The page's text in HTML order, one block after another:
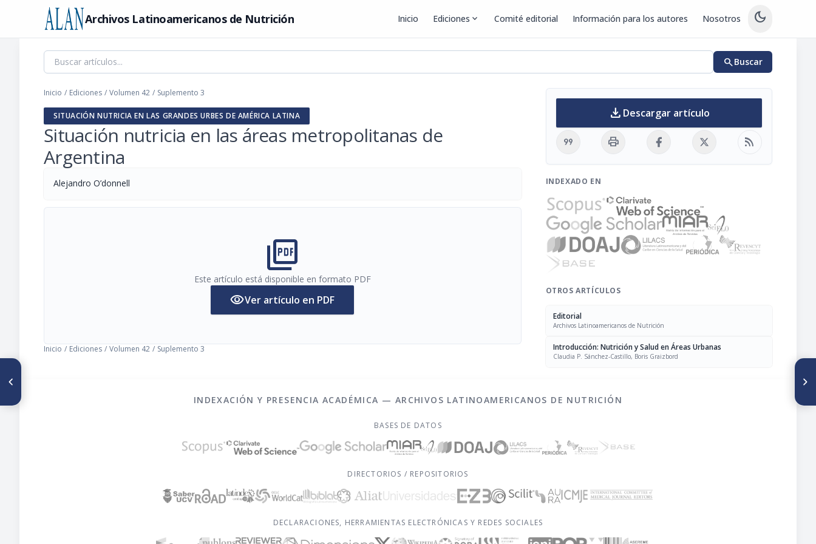
Archivos Latinoamericanos de Nutrición Inicio Ediciones expand_more Comité editorial Información para los autores Nosotros dark_mode
searchBuscar
Inicio / Ediciones / Volumen 42 / Suplemento 3
SITUACIÓN NUTRICIA EN LAS GRANDES URBES DE AMÉRICA LATINA
Situación nutricia en las áreas metropolitanas de
Argentina
Alejandro O’donnell
picture_as_pdf
Este artículo está disponible en formato PDF
visibilityVer artículo en PDF
Inicio / Ediciones / Volumen 42 / Suplemento 3
download Descargar artículo
format_quote print rss_feed
INDEXADO EN
OTROS ARTÍCULOS
Editorial
Archivos Latinoamericanos de Nutrición
Introducción: Nutrición y Salud en Áreas Urbanas
Claudia P. Sánchez-Castillo, Boris Graizbord
INDEXACIÓN Y PRESENCIA ACADÉMICA — ARCHIVOS LATINOAMERICANOS DE NUTRICIÓN
BASES DE DATOS
DIRECTORIOS / REPOSITORIOS
DECLARACIONES, HERRAMIENTAS ELECTRÓNICAS Y REDES SOCIALES